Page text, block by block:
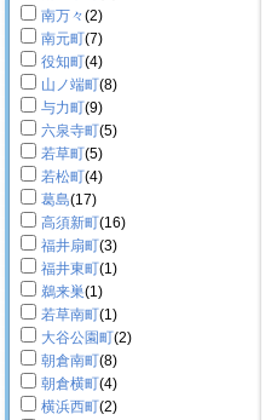
南万々(2)
南元町(7)
役知町(4)
山ノ端町(8)
与力町(9)
六泉寺町(5)
若草町(5)
若松町(4)
葛島(17)
高須新町(16)
福井扇町(3)
福井東町(1)
鵜来巣(1)
若草南町(1)
大谷公園町(2)
朝倉南町(8)
朝倉横町(4)
横浜西町(2)